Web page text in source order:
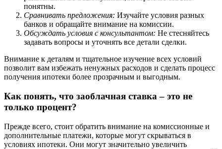
понятны.
Сравнивать предложения: Изучайте условия разных
банков и обращайте внимание на комиссии.
Обсуждать условия с консультантом: Не стесняйтесь
задавать вопросы и уточнять все детали сделки.
Внимание к деталям и тщательное изучение всех условий
позволит вам избежать ненужных расходов и сделать процесс
получения ипотеки более прозрачным и выгодным.
Как понять, что заоблачная ставка – это не
только процент?
Прежде всего, стоит обратить внимание на комиссионные и
дополнительные платежи, которые могут скрываться в
условиях ипотеки. Они могут значительно увеличить